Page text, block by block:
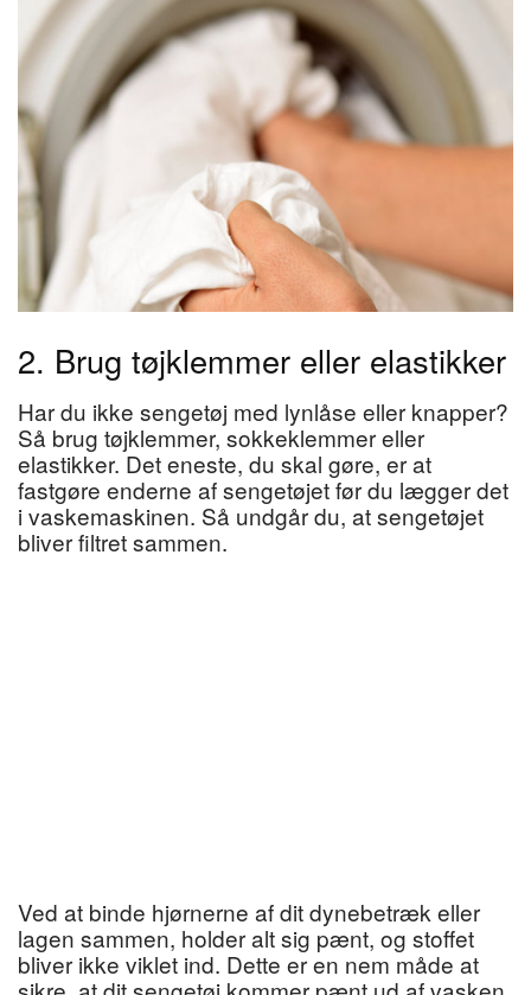
2. Brug tøjklemmer eller elastikker
Har du ikke sengetøj med lynlåse eller knapper?
Så brug tøjklemmer, sokkeklemmer eller
elastikker. Det eneste, du skal gøre, er at
fastgøre enderne af sengetøjet før du lægger det
i vaskemaskinen. Så undgår du, at sengetøjet
bliver filtret sammen.
Ved at binde hjørnerne af dit dynebetræk eller
lagen sammen, holder alt sig pænt, og stoffet
bliver ikke viklet ind. Dette er en nem måde at